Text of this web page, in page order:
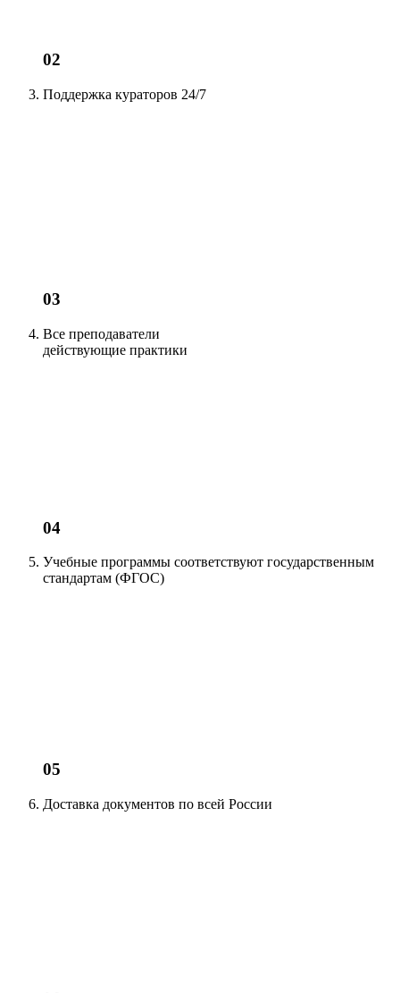
02
Поддержка кураторов 24/7
03
Все преподаватели
действующие практики
04
Учебные программы соответствуют государственным
стандартам (ФГОС)
05
Доставка документов по всей России